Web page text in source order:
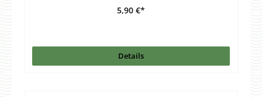
5,90 €*
Details